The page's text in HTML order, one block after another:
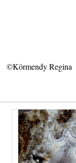
©Körmendy Regina